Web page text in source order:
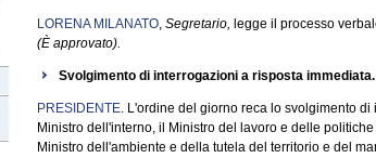
LORENA MILANATO, Segretario, legge il processo
(È approvato).
Svolgimento di interrogazioni a risposta immediata.
PRESIDENTE. L'ordine del giorno reca lo svolgimento
Ministro dell'interno, il Ministro del lavoro e delle
Ministro dell'ambiente e della tutela del territorio e del